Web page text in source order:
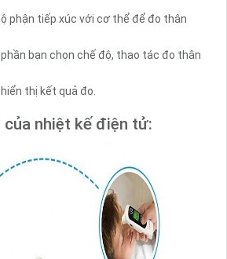
phận tiếp xúc với cơ thể để đo thân
phần bạn chọn chế độ, thao tác đo thân
thị kết quả đo.
nhiệt kế điện tử: